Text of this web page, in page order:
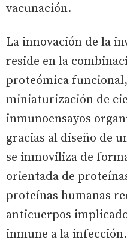
vacunación.
La innovación de la
reside en la
proteómica
miniaturización de
inmunoensayos
gracias al diseño de
se inmoviliza de
orientada de
proteínas humanas
anticuerpos
inmune a la infección.